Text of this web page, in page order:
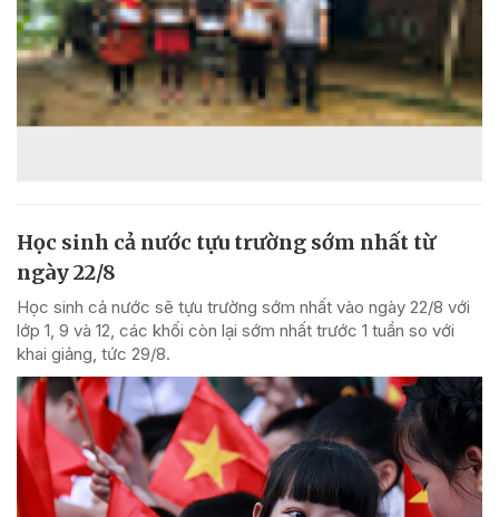
Học sinh cả nước tựu trường sớm nhất từ
ngày 22/8
Học sinh cả nước sẽ tựu trường sớm nhất vào ngày 22/8 với
lớp 1, 9 và 12, các khối còn lại sớm nhất trước 1 tuần so với
khai giảng, tức 29/8.